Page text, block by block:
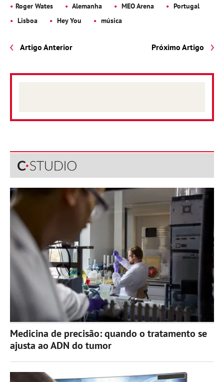
Roger Wates Alemanha MEO Arena
Portugal
Lisboa
Hey You música
Artigo Anterior Próximo Artigo
Medicina de precisão: quando o tratamento se
ajusta ao ADN do tumor